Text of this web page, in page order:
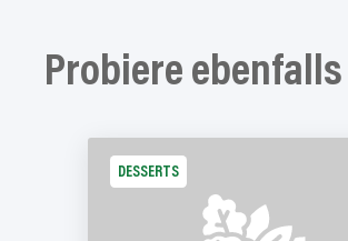
Probiere ebenfalls
DESSERTS